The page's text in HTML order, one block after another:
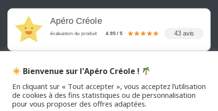
Apéro Créole
évaluation du produit 4.95 / 5 43 avis
©2026 APERO CREOLE . Tous les droits sont réservés
Bienvenue sur l'Apéro Créole !
En cliquant sur « Tout accepter », vous acceptez l’utilisation
de cookies à des fins statistiques ou de personnalisation
pour vous proposer des offres adaptées.